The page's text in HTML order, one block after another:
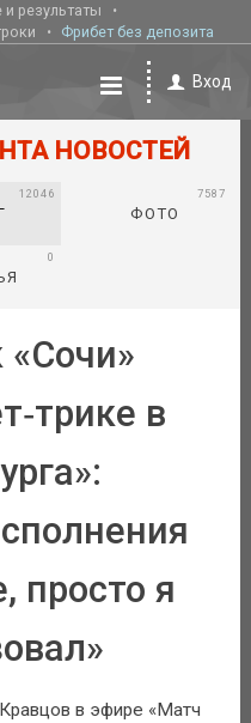
и результаты
Фрибет без депозита
Вход
НОВОСТЕЙ
12046
ФОТО
7587
0
в
просто я
в эфире «Матч